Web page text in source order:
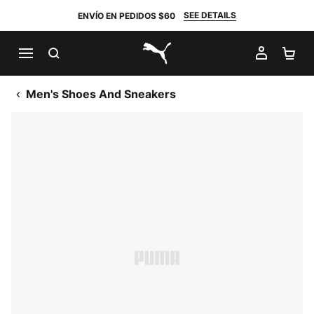
ENVÍO EN PEDIDOS $60 SEE DETAILS
PUMA.com
MI
Men's Shoes And Sneakers